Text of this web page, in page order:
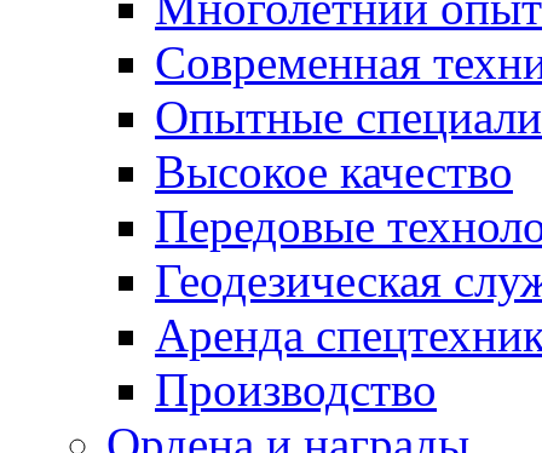
Современная
Опытные
Высокое качество
Передовые
Геодезическая
Аренда
Производство